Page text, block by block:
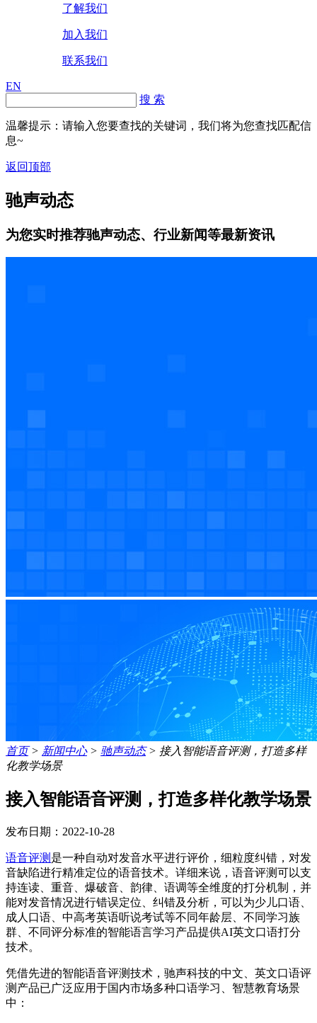
了解我们
加入我们
联系我们
EN
搜 索
温馨提示：请输入您要查找的关键词，我们将为您查找匹配信
息~
返回顶部
驰声动态
为您实时推荐驰声动态、行业新闻等最新资讯
首页> 新闻中心> 驰声动态> 接入智能语音评测，打造多样
化教学场景
接入智能语音评测，打造多样化教学场景
发布日期：2022-10-28
语音评测 是一种自动对发音水平进行评价，细粒度纠错，对发
音缺陷进行精准定位的语音技术。详细来说，语音评测可以支
持连读、重音、爆破音、韵律、语调等全维度的打分机制，并
能对发音情况进行错误定位、纠错及分析，可以为少儿口语、
成人口语、中高考英语听说考试等不同年龄层、不同学习族
群、不同评分标准的智能语言学习产品提供AI英文口语打分
技术。
凭借先进的智能语音评测技术，驰声科技的中文、英文口语评
测产品已广泛应用于国内市场多种口语学习、智慧教育场景
中：